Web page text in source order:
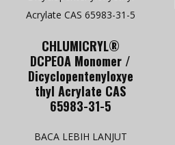
CHLUMICRYL®
DCPEOA Monomer /
Dicyclopentenyloxye
thyl Acrylate CAS
65983-31-5
BACA LEBIH LANJUT